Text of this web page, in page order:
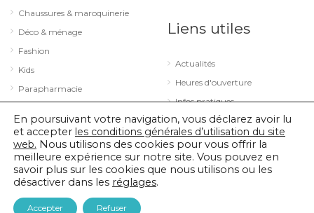
Chaussures & maroquinerie
Déco & ménage
Fashion
Kids
Parapharmacie
Sport & loisirs
Technologie & optique
Liens utiles
Actualités
Heures d'ouverture
Infos pratiques
© 2026 City Concorde |Mentions légales
En poursuivant votre navigation, vous déclarez avoir lu
et accepter les conditions générales d’utilisation du site
web. Nous utilisons des cookies pour vous offrir la
meilleure expérience sur notre site. Vous pouvez en
savoir plus sur les cookies que nous utilisons ou les
désactiver dans les réglages.
Accepter Refuser